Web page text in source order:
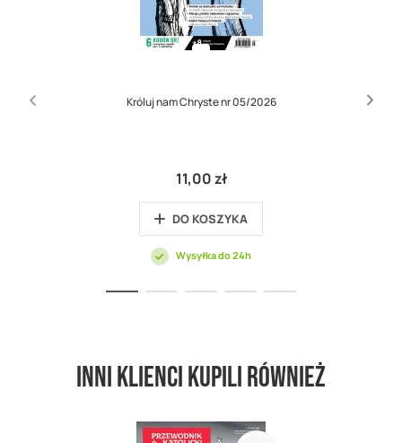
Króluj nam Chryste nr 05/2026
11,00 zł
DO KOSZYKA
Wysyłka do 24h
Inni klienci kupili również